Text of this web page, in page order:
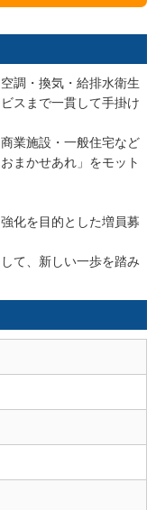
調・換気・給排水衛生
スまで一貫して手掛け
業施設・一般住宅など
まかせあれ」をモット
化を目的とした増員募
て、新しい一歩を踏み